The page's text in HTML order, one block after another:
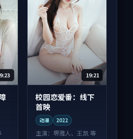
19:21
校园恋爱番：线下
首映
动漫 2022
主演：堺雅人、王凯 等